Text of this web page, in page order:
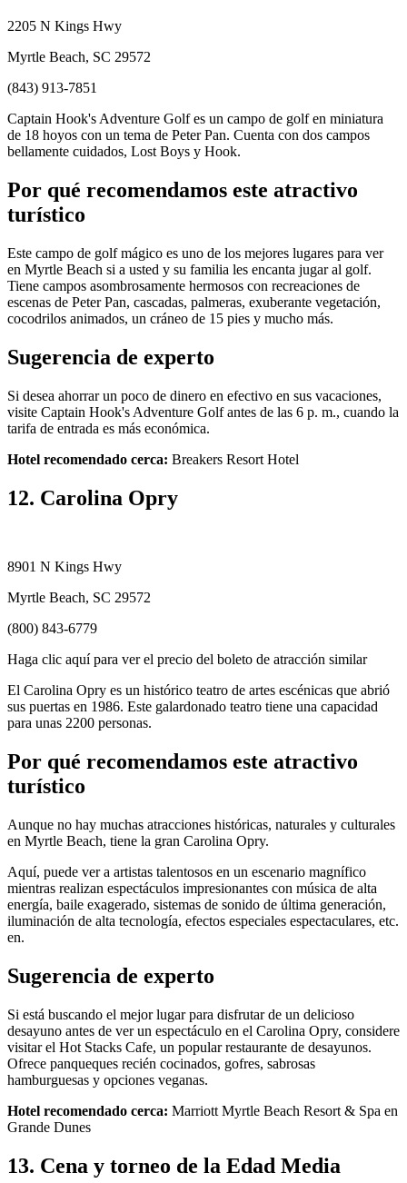
2205 N Kings Hwy
Myrtle Beach, SC 29572
(843) 913-7851
Captain Hook's Adventure Golf es un campo de golf en miniatura
de 18 hoyos con un tema de Peter Pan. Cuenta con dos campos
bellamente cuidados, Lost Boys y Hook.
Por qué recomendamos este atractivo
turístico
Este campo de golf mágico es uno de los mejores lugares para ver
en Myrtle Beach si a usted y su familia les encanta jugar al golf.
Tiene campos asombrosamente hermosos con recreaciones de
escenas de Peter Pan, cascadas, palmeras, exuberante vegetación,
cocodrilos animados, un cráneo de 15 pies y mucho más.
Sugerencia de experto
Si desea ahorrar un poco de dinero en efectivo en sus vacaciones,
visite Captain Hook's Adventure Golf antes de las 6 p. m., cuando la
tarifa de entrada es más económica.
Hotel recomendado cerca: Breakers Resort Hotel
12. Carolina Opry
8901 N Kings Hwy
Myrtle Beach, SC 29572
(800) 843-6779
Haga clic aquí para ver el precio del boleto de atracción similar
El Carolina Opry es un histórico teatro de artes escénicas que abrió
sus puertas en 1986. Este galardonado teatro tiene una capacidad
para unas 2200 personas.
Por qué recomendamos este atractivo
turístico
Aunque no hay muchas atracciones históricas, naturales y culturales
en Myrtle Beach, tiene la gran Carolina Opry.
Aquí, puede ver a artistas talentosos en un escenario magnífico
mientras realizan espectáculos impresionantes con música de alta
energía, baile exagerado, sistemas de sonido de última generación,
iluminación de alta tecnología, efectos especiales espectaculares, etc.
en.
Sugerencia de experto
Si está buscando el mejor lugar para disfrutar de un delicioso
desayuno antes de ver un espectáculo en el Carolina Opry, considere
visitar el Hot Stacks Cafe, un popular restaurante de desayunos.
Ofrece panqueques recién cocinados, gofres, sabrosas
hamburguesas y opciones veganas.
Hotel recomendado cerca: Marriott Myrtle Beach Resort & Spa en
Grande Dunes
13. Cena y torneo de la Edad Media